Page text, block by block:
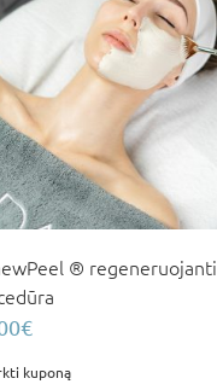
® regeneruojanti
€
kuponą